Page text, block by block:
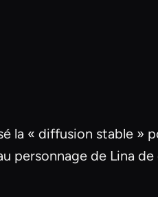
la « diffusion stable »
personnage de Lina de